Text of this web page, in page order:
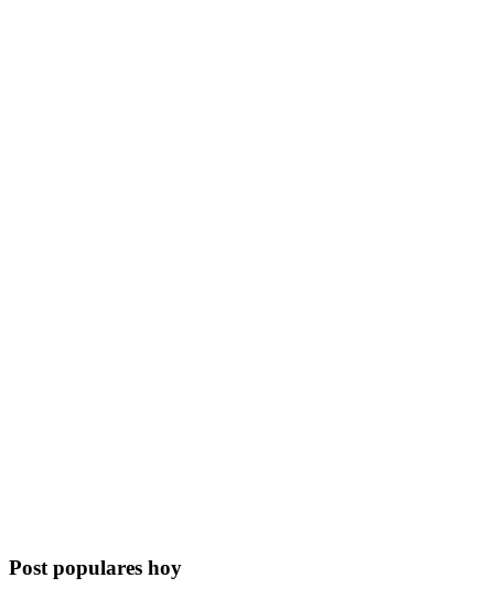
Post populares hoy